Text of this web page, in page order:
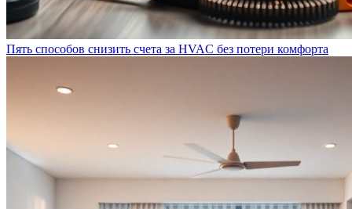
Пять способов снизить счета за HVAC без потери комфорта